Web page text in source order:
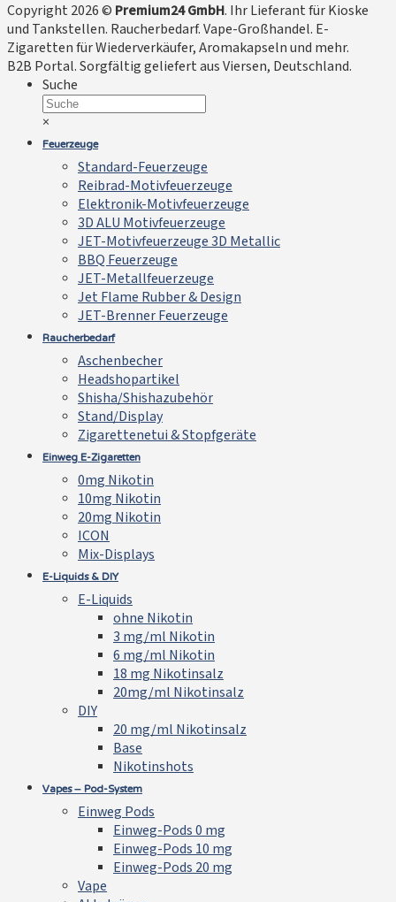
Copyright 2026 © Premium24 GmbH. Ihr Lieferant für Kioske
und Tankstellen. Raucherbedarf. Vape-Großhandel. E-
Zigaretten für Wiederverkäufer, Aromakapseln und mehr.
B2B Portal. Sorgfältig geliefert aus Viersen, Deutschland.
Suche
×
Feuerzeuge
Standard-Feuerzeuge
Reibrad-Motivfeuerzeuge
Elektronik-Motivfeuerzeuge
3D ALU Motivfeuerzeuge
JET-Motivfeuerzeuge 3D Metallic
BBQ Feuerzeuge
JET-Metallfeuerzeuge
Jet Flame Rubber & Design
JET-Brenner Feuerzeuge
Raucherbedarf
Aschenbecher
Headshopartikel
Shisha/Shishazubehör
Stand/Display
Zigarettenetui & Stopfgeräte
Einweg E-Zigaretten
0mg Nikotin
10mg Nikotin
20mg Nikotin
ICON
Mix-Displays
E-Liquids & DIY
E-Liquids
ohne Nikotin
3 mg/ml Nikotin
6 mg/ml Nikotin
18 mg Nikotinsalz
20mg/ml Nikotinsalz
DIY
20 mg/ml Nikotinsalz
Base
Nikotinshots
Vapes – Pod-System
Einweg Pods
Einweg-Pods 0 mg
Einweg-Pods 10 mg
Einweg-Pods 20 mg
Vape